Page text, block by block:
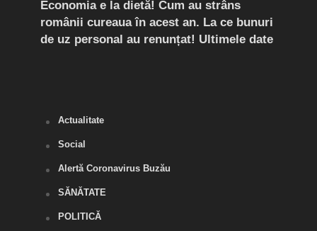
Economia e la dietă! Cum au strâns
românii cureaua în acest an. La ce bunuri
de uz personal au renunțat! Ultimele date
Actualitate
Social
Alertă Coronavirus Buzău
SĂNĂTATE
POLITICĂ